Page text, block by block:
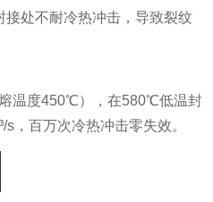
处不耐冷热冲击，导致裂纹
温度450℃），在580℃低温封
s，百万次冷热冲击零失效。